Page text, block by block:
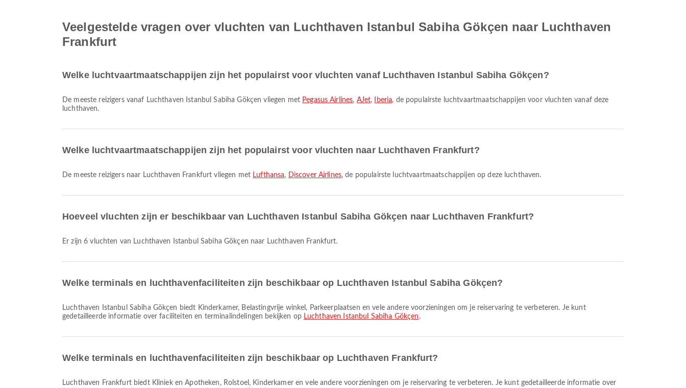
Veelgestelde vragen over vluchten van Luchthaven Istanbul Sabiha Gökçen naar Luchthaven
Frankfurt
Welke luchtvaartmaatschappijen zijn het populairst voor vluchten vanaf Luchthaven Istanbul Sabiha Gökçen?
De meeste reizigers vanaf Luchthaven Istanbul Sabiha Gökçen vliegen met Pegasus Airlines, AJet, Iberia, de populairste luchtvaartmaatschappijen voor vluchten vanaf deze
luchthaven.
Welke luchtvaartmaatschappijen zijn het populairst voor vluchten naar Luchthaven Frankfurt?
De meeste reizigers naar Luchthaven Frankfurt vliegen met Lufthansa, Discover Airlines, de populairste luchtvaartmaatschappijen op deze luchthaven.
Hoeveel vluchten zijn er beschikbaar van Luchthaven Istanbul Sabiha Gökçen naar Luchthaven Frankfurt?
Er zijn 6 vluchten van Luchthaven Istanbul Sabiha Gökçen naar Luchthaven Frankfurt.
Welke terminals en luchthavenfaciliteiten zijn beschikbaar op Luchthaven Istanbul Sabiha Gökçen?
Luchthaven Istanbul Sabiha Gökçen biedt Kinderkamer, Belastingvrije winkel, Parkeerplaatsen en vele andere voorzieningen om je reiservaring te verbeteren. Je kunt
gedetailleerde informatie over faciliteiten en terminalindelingen bekijken op Luchthaven Istanbul Sabiha Gökçen .
Welke terminals en luchthavenfaciliteiten zijn beschikbaar op Luchthaven Frankfurt?
Luchthaven Frankfurt biedt Kliniek en Apotheken, Rolstoel, Kinderkamer en vele andere voorzieningen om je reiservaring te verbeteren. Je kunt gedetailleerde informatie over